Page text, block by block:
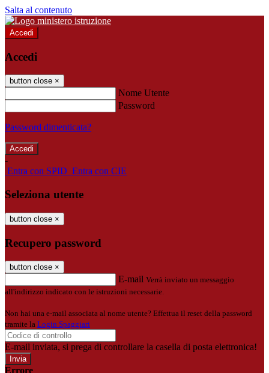
Salta al contenuto
Accedi
Accedi
button close ×
Nome Utente
Password
Password dimenticata?
-
Entra con SPID Entra con CIE
Seleziona utente
button close ×
Recupero password
button close ×
E-mail Verrà inviato un messaggio
all'indirizzo indicato con le istruzioni necessarie.
Non hai una e-mail associata al nome utente? Effettua il reset della password
tramite la Login Spaggiari
E-mail inviata, si prega di controllare la casella di posta elettronica!
Errore